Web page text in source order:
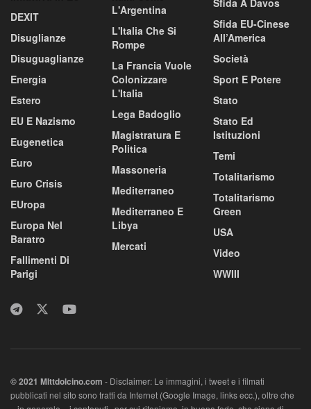
DEXIT
Disuglianze
Disuguaglianze
Energia
Estero
EU E Nazismo
Eugenetica
Euro
Euro Crisis
EUropa
Europa Nel
Baratro
Fallimenti Di
Parigi
L'Argentina
L'Italia Che Si
Rompe
La Francia Vuole
Colonizzare
L'Italia
Lega Badoglio
Magistratura E
Politica
Massoneria
Mediterraneo
Mediterraneo E
Libya
Mercati
Sfida A Davos
Sfida EU-Cinese
All’America
Società
Sport E Potere
Stato
Stato Ed
Istituzioni
Temi
Totalitarismo
Totalitarismo
Green
USA
Video
WWIII
© 2021 MIttdolcino.com - Disclaimer: Le immagini, i tweet e i filmati
pubblicati nel sito sono tratti da Internet (Google Image, links ecc.), oltre che